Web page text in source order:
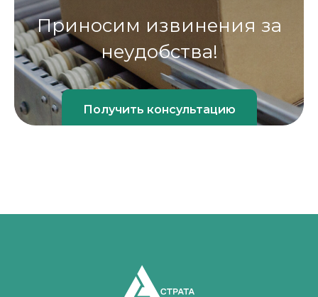
Приносим извинения за
неудобства!
Получить консультацию